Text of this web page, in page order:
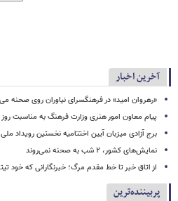
آخرین اخبار
«رهروان امید» در فرهنگسرای نیاوران روی صحنه
پیام معاون امور هنری وزارت فرهنگ به مناسبت روز
برج آزادی میزبان آیین اختتامیه نخستین رویداد
نمایش‌های کشور، ٢ شب به صحنه نمی‌روند
از اتاق خبر تا خط مقدم مرگ؛ خبرنگارانی که خود
پربیننده‌ترین